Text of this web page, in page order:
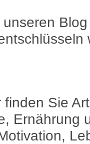
Sie
Ernährung